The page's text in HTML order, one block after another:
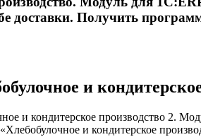
доставки. Получить
и
и кондитерское производство 2.
и кондитерское